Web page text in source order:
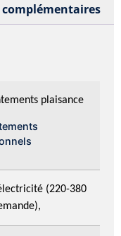
plaisance
(220-380